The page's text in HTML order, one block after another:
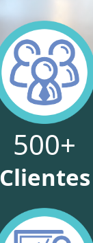
500+
Clientes